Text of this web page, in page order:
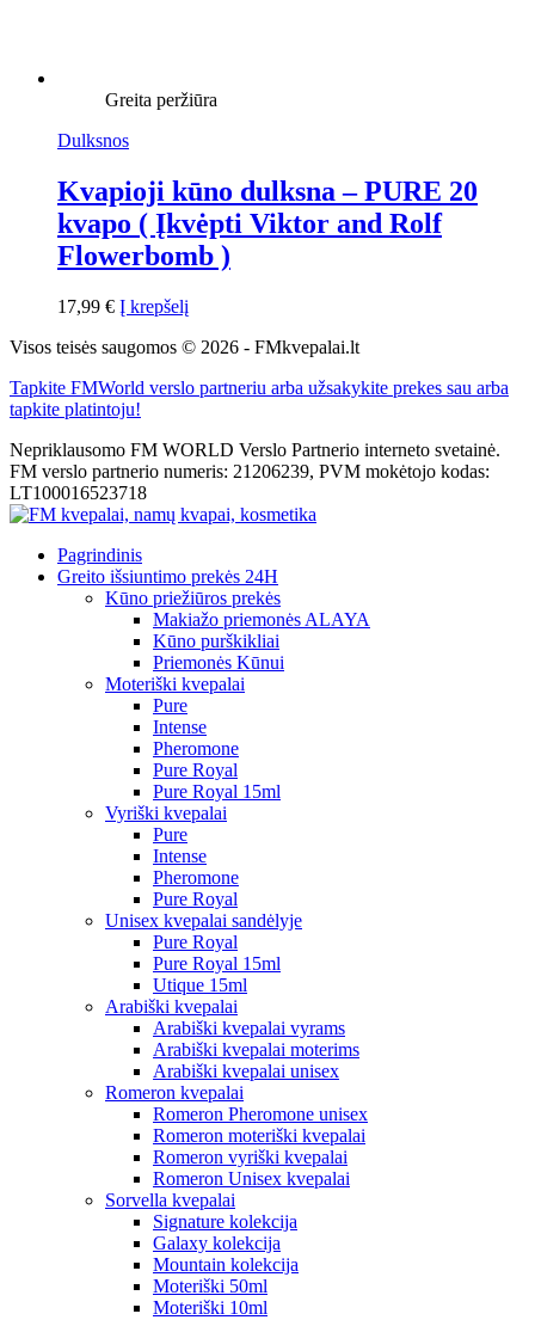
Greita peržiūra
Dulksnos
Kvapioji kūno dulksna – PURE 20
kvapo ( Įkvėpti Viktor and Rolf
Flowerbomb )
17,99 € Į krepšelį
Visos teisės saugomos © 2026 - FMkvepalai.lt
Tapkite FMWorld verslo partneriu arba užsakykite prekes sau arba
tapkite platintoju!
Nepriklausomo FM WORLD Verslo Partnerio interneto svetainė.
FM verslo partnerio numeris: 21206239, PVM mokėtojo kodas:
LT100016523718
Pagrindinis
Greito išsiuntimo prekės 24H
Kūno priežiūros prekės
Makiažo priemonės ALAYA
Kūno purškikliai
Priemonės Kūnui
Moteriški kvepalai
Pure
Intense
Pheromone
Pure Royal
Pure Royal 15ml
Vyriški kvepalai
Pure
Intense
Pheromone
Pure Royal
Unisex kvepalai sandėlyje
Pure Royal
Pure Royal 15ml
Utique 15ml
Arabiški kvepalai
Arabiški kvepalai vyrams
Arabiški kvepalai moterims
Arabiški kvepalai unisex
Romeron kvepalai
Romeron Pheromone unisex
Romeron moteriški kvepalai
Romeron vyriški kvepalai
Romeron Unisex kvepalai
Sorvella kvepalai
Signature kolekcija
Galaxy kolekcija
Mountain kolekcija
Moteriški 50ml
Moteriški 10ml